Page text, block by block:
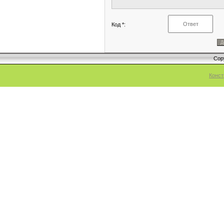
Код *: